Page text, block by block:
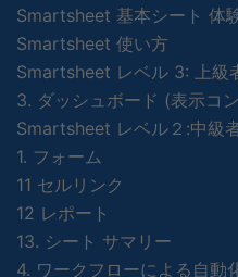
Smartsheet 基本シート 体
Smartsheet 使い方
Smartsheet レベル 3: 上級
3. ダッシュボード (表示コン
Smartsheet レベル２:中級
1. フォーム
11 セルリンク
12 レポート
13. シート サマリー
4. ワークフローによる自動